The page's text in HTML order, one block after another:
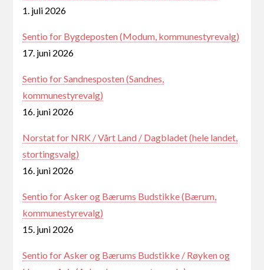
1. juli 2026
Sentio for Bygdeposten (Modum, kommunestyrevalg)
17. juni 2026
Sentio for Sandnesposten (Sandnes,
kommunestyrevalg)
16. juni 2026
Norstat for NRK / Vårt Land / Dagbladet (hele landet,
stortingsvalg)
16. juni 2026
Sentio for Asker og Bærums Budstikke (Bærum,
kommunestyrevalg)
15. juni 2026
Sentio for Asker og Bærums Budstikke / Røyken og